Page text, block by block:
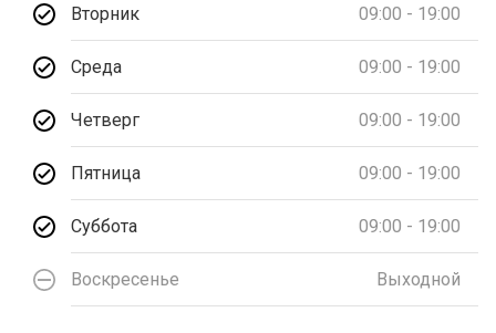
Вторник 09:00 - 19:00
Среда 09:00 - 19:00
Четверг 09:00 - 19:00
Пятница 09:00 - 19:00
Суббота 09:00 - 19:00
Воскресенье Выходной